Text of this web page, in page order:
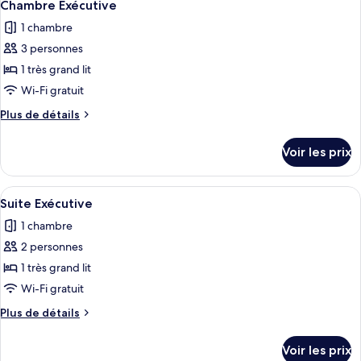
Studio
Sénior
toutes
les
photos
pour
ce
type
de
Chambre
Exécutive
Chambre Exécutive
1 chambre
3 personnes
1 très grand lit
Wi-Fi gratuit
Plus de détails
Plus
le
type
de
Chambre
Exécutive
Voir les prix
Afficher
toutes
les
photos
pour
ce
type
de
Un salon moderne avec un
7
Suite Exécutive
1 chambre
2 personnes
1 très grand lit
Wi-Fi gratuit
Plus de détails
Plus
Voir les prix